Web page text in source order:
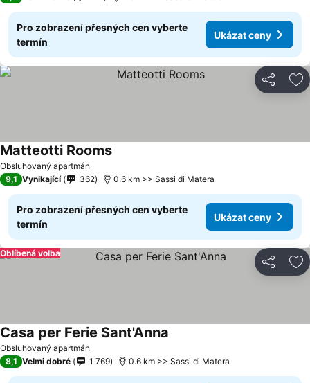
Pro zobrazení přesných cen vyberte
termín
Ukázat ceny
Sdílet
Obsluhovaný apartmán
Matteotti Rooms
9,1 Vynikající 362 0.6 km >> Sassi di Matera
Pro zobrazení přesných cen vyberte
termín
Ukázat ceny
Sdílet
Oblíbená volba
Obsluhovaný apartmán
Casa per Ferie Sant'Anna
8,1 Velmi dobré 1 769 0.6 km >> Sassi di Matera